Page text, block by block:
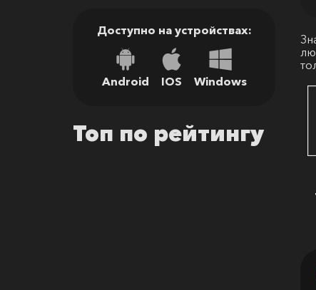
Доступно на устройствах:
Android IOS Windows
Топ по рейтингу